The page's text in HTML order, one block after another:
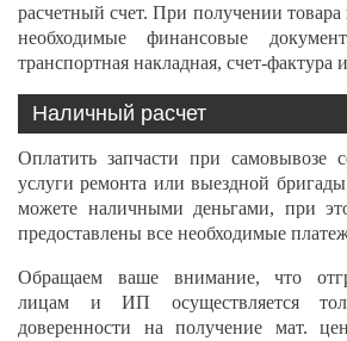
расчетный счет. При получении товара
необходимые финансовые
транспортная накладная, счет-фактура
Наличный расчет
Оплатить запчасти при самовывозе
услуги ремонта или выездной
можете наличными деньгами, при
предоставлены все необходимые
Обращаем ваше внимание, что
лицам и ИП осуществляется
доверенности на получение мат.